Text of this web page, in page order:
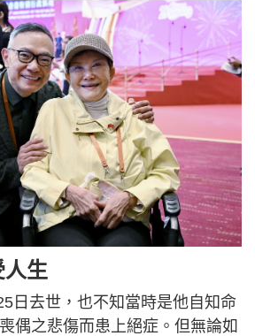
生
日去世，也不知當時是他自知命
偶之悲傷而患上絕症。但無論如